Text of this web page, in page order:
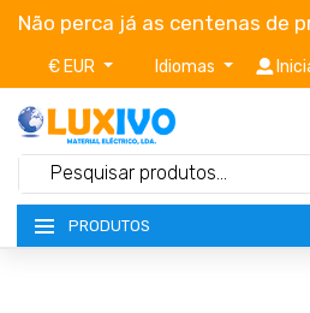
Não perca já as centenas de
€ EUR Idiomas
PRODUTOS